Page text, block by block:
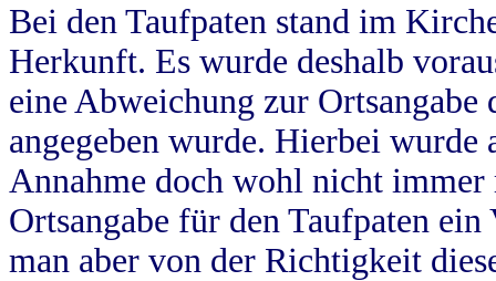
Bei den Taufpaten stand im
Herkunft. Es wurde deshalb
eine Abweichung zur
angegeben wurde. Hierbei wurde
Annahme doch wohl nicht
Ortsangabe für den Taufpaten
man aber von der Richtigkeit